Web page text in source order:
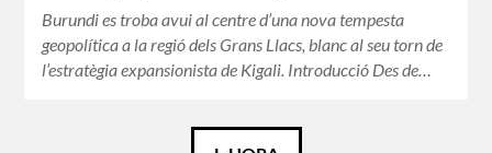
Burundi es troba avui al centre d’una nova tempesta
geopolítica a la regió dels Grans Llacs, blanc al seu torn de
l’estratègia expansionista de Kigali. Introducció Des de…